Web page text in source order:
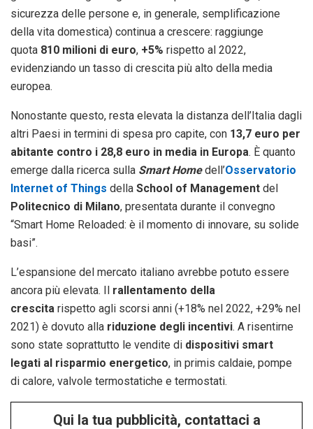
sicurezza delle persone e, in generale, semplificazione
della vita domestica) continua a crescere: raggiunge
quota 810 milioni di euro, +5% rispetto al 2022,
evidenziando un tasso di crescita più alto della media
europea.
Nonostante questo, resta elevata la distanza dell’Italia dagli
altri Paesi in termini di spesa pro capite, con 13,7 euro per
abitante contro i 28,8 euro in media in Europa. È quanto
emerge dalla ricerca sulla Smart Homedell’Osservatorio
Internet of Things della School of Management del
Politecnico di Milano, presentata durante il convegno
“Smart Home Reloaded: è il momento di innovare, su solide
basi”.
L’espansione del mercato italiano avrebbe potuto essere
ancora più elevata. Il rallentamento della
crescita rispetto agli scorsi anni (+18% nel 2022, +29% nel
2021) è dovuto alla riduzione degli incentivi. A risentirne
sono state soprattutto le vendite di dispositivi smart
legati al risparmio energetico, in primis caldaie, pompe
di calore, valvole termostatiche e termostati.
Qui la tua pubblicità, contattaci a